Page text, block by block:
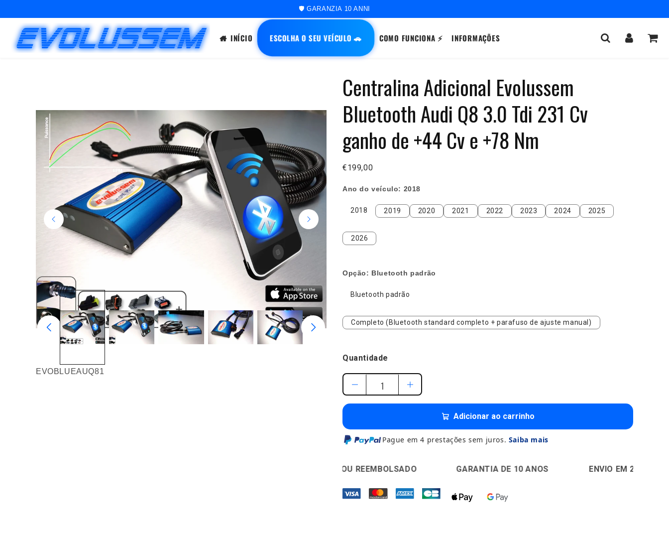
🚀 ORDINE SPEDITO ENTRO 48 ORE
INÍCIO ESCOLHA O SEU VEÍCULO 🚗 COMO FUNCIONA ⚡ INFORMAÇÕES
EVOBLUEAUQ81
Centralina Adicional Evolussem
Bluetooth Audi Q8 3.0 Tdi 231 Cv
ganho de +44 Cv e +78 Nm
€199,00
Ano do veículo: 2018
2018
2018 2019
2019 2020
2020 2021
2021 2022
2022 2023
2023 2024
2024 2025
2025
2026
2026
Opção: Bluetooth padrão
Bluetooth padrão
Bluetooth padrão
Completo (Bluetooth standard completo + parafuso de ajuste manual)
Completo (Bluetooth standard completo + parafuso de ajuste manual)
Quantidade
Adicionar ao carrinho
Pague em 4 prestações sem juros. Saiba mais
30 DIAS SATISFEITO OU REEMBOLSADO 🛡️GARANTIA DE 10 ANOS 🚚ENVIO EM 24H 🔒